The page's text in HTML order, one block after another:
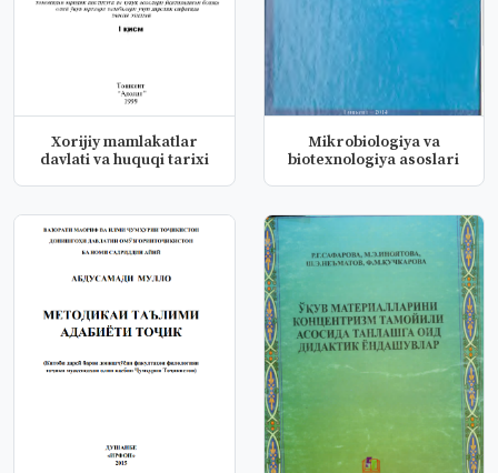
Xorijiy mamlakatlar
davlati va huquqi tarixi
Mikrobiologiya va
biotexnologiya asoslari